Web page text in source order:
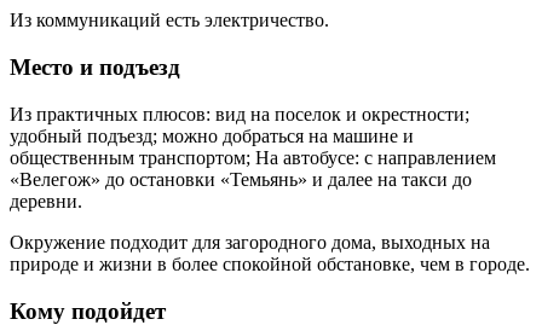
Из коммуникаций есть электричество.
Место и подъезд
Из практичных плюсов: вид на поселок и окрестности;
удобный подъезд; можно добраться на машине и
общественным транспортом; На автобусе: с направлением
«Велегож» до остановки «Темьянь» и далее на такси до
деревни.
Окружение подходит для загородного дома, выходных на
природе и жизни в более спокойной обстановке, чем в городе.
Кому подойдет